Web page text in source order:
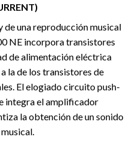
una reproducción musical
NE incorpora transistores
de alimentación eléctrica
la de los transistores de
El elogiado circuito push-
integra el amplificador
la obtención de un sonido